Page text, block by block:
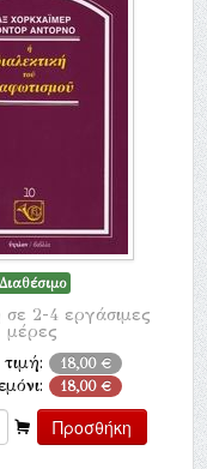
Διαθέσιμο
σε 2-4 εργάσιμες
μέρες
18,00 €
18,00 €